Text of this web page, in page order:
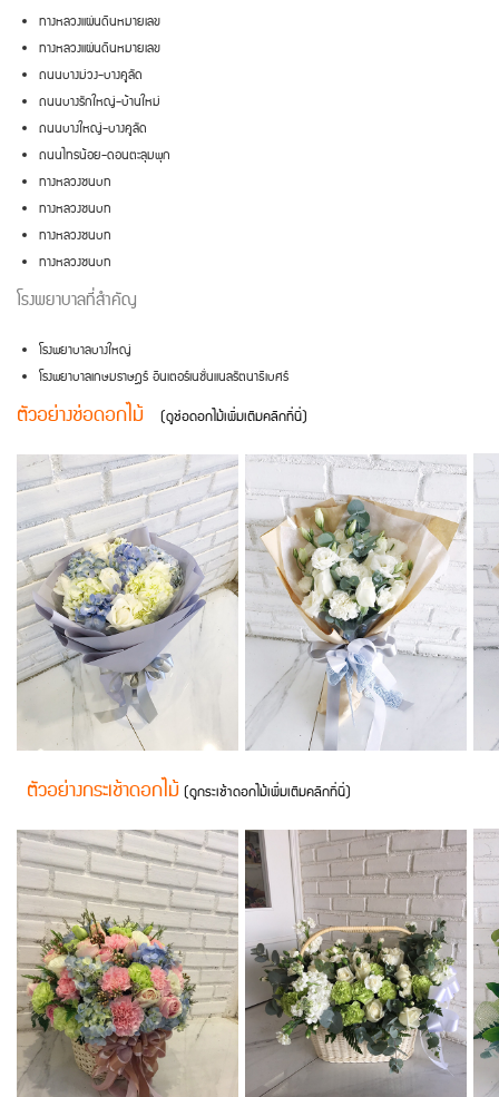
ทางหลวงแผ่นดินหมายเลข
ทางหลวงแผ่นดินหมายเลข
ถนนบางม่วง-บางคูลัด
ถนนบางรักใหญ่-บ้านใหม่
ถนนบางใหญ่-บางคูลัด
ถนนไทรน้อย-ดอนตะลุมพุก
ทางหลวงชนบท
ทางหลวงชนบท
ทางหลวงชนบท
ทางหลวงชนบท
โรงพยาบาลที่สำคัญ
โรงพยาบาลบางใหญ่
โรงพยาบาลเกษมราษฎร์ อินเตอร์เนชั่นแนลรัตนาธิเบศร์
ตัวอย่างช่อดอกไม้ (ดูช่อดอกไม้เพิ่มเติมคลิกที่นี่)
ตัวอย่างกระเช้าดอกไม้(ดูกระเช้าดอกไม้เพิ่มเติมคลิกที่นี่)